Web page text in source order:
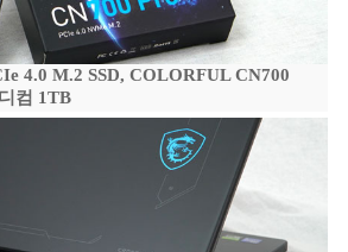
4.0 M.2 SSD, COLORFUL CN700
컴 1TB